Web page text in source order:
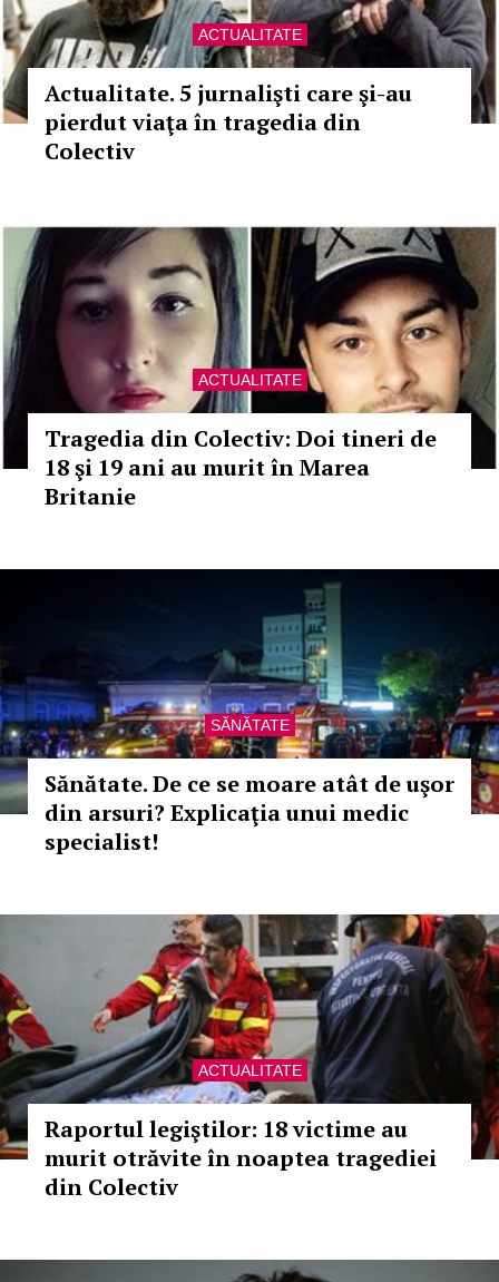
ACTUALITATE
Actualitate. 5 jurnalişti care şi-au
pierdut viaţa în tragedia din
Colectiv
ACTUALITATE
Tragedia din Colectiv: Doi tineri de
18 şi 19 ani au murit în Marea
Britanie
SĂNĂTATE
Sănătate. De ce se moare atât de uşor
din arsuri? Explicaţia unui medic
specialist!
ACTUALITATE
Raportul legiştilor: 18 victime au
murit otrăvite în noaptea tragediei
din Colectiv